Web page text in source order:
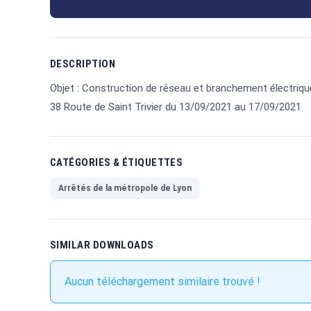
DESCRIPTION
Objet : Construction de réseau et branchement
38 Route de Saint Trivier du 13/09/2021 au 17/09/2021
CATÉGORIES & ÉTIQUETTES
Arrêtés de la métropole de Lyon
SIMILAR DOWNLOADS
Aucun téléchargement similaire trouvé !